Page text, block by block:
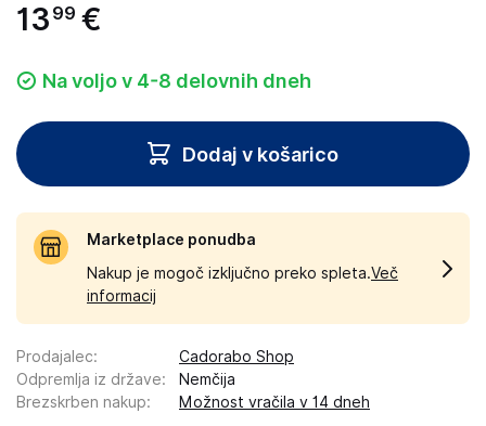
13 99 €
Na voljo v 4-8 delovnih dneh
Dodaj v košarico
Marketplace ponudba
Nakup je mogoč izključno preko spleta.Več
informacij
Prodajalec:
Cadorabo Shop
Odpremlja iz države:
Nemčija
Brezskrben nakup: Možnost vračila v 14 dneh